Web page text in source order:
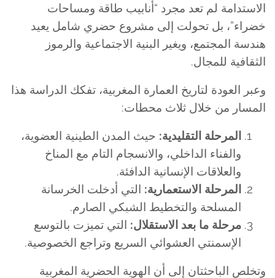
الاستدامة لم تعد مجرد “أنابيب طاقة ومساحات
خضراء”، بل تحولت إلى مشروع حضري شامل يعيد
هندسة المجتمع، ويغير البنية الاجتماعية والرموز
الثقافية للمجال.
وعبر العودة لتاريخ العمارة المغربية، تفكك الدراسة هذا
المسار من خلال ثلاث محطات:
المرحلة التقليدية: حيث المدن الطينية العضوية،
والفناء الداخلي، والانسجام التام مع المناخ
والعلاقات الإنسانية الدافئة.
المرحلة الاستعمارية: التي أدخلت الخرسانة
المسلحة والتخطيط الشبكي الصارم.
مرحلة ما بعد الاستقلال: التي تميزت بالتوسع
الإسمنتي العشوائي السريع وتراجع الخصوصية.
وتخلص الباحثتان إلى أن الهوية الحضرية المغربية